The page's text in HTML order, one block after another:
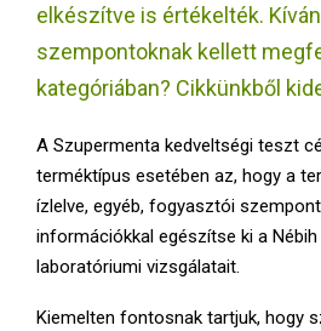
M
N
U
elkészítve is értékelték.
szempontoknak kellett
kategóriában? Cikkünkből
A Szupermenta kedveltségi teszt
terméktípus esetében az, hogy a
ízlelve, egyéb, fogyasztói
információkkal egészítse ki a
laboratóriumi vizsgálatait.
Kiemelten fontosnak tartjuk, hogy